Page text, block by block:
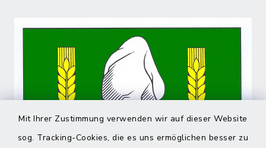
Mit Ihrer Zustimmung verwenden wir auf dieser Website
sog. Tracking-Cookies, die es uns ermöglichen besser zu